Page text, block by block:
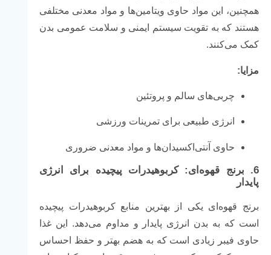
همچنین، این مواد حاوی ویتامین‌ها و مواد معدنی مختلفی
هستند که به تقویت سیستم ایمنی و سلامت عمومی بدن
کمک می‌کنند.
مزایا:
چربی‌های سالم و پروتئین
انرژی طبیعی برای تمرینات ورزشی
حاوی آنتی‌اکسیدان‌ها و مواد معدنی ضروری
6.
برنج قهوه‌ای: کربوهیدرات پیچیده برای انرژی
پایدار
برنج قهوه‌ای یکی از بهترین منابع کربوهیدرات پیچیده
است که به بدن انرژی پایدار و مداوم می‌دهد. این غذا
حاوی فیبر زیادی است که به هضم بهتر و حفظ احساس